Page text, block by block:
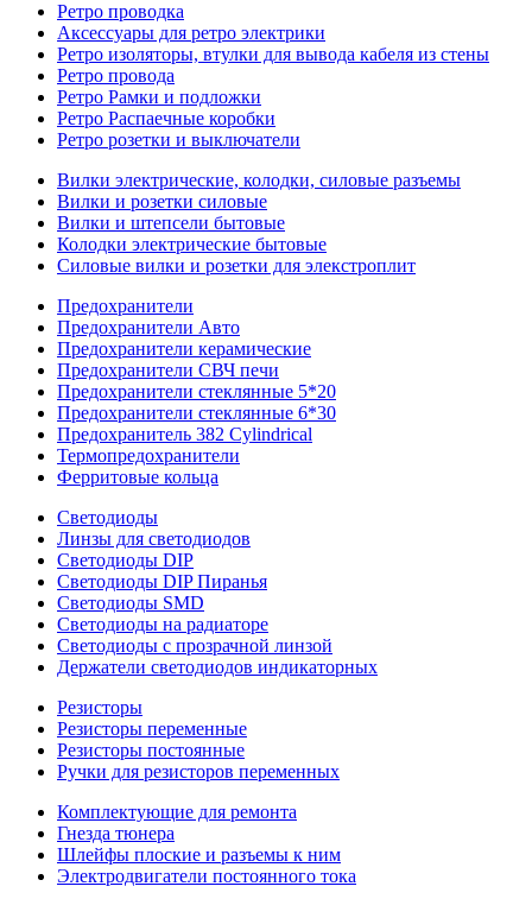
Ретро проводка
Аксессуары для ретро электрики
Ретро изоляторы, втулки для вывода кабеля из стены
Ретро провода
Ретро Рамки и подложки
Ретро Распаечные коробки
Ретро розетки и выключатели
Вилки электрические, колодки, силовые разъемы
Вилки и розетки силовые
Вилки и штепсели бытовые
Колодки электрические бытовые
Силовые вилки и розетки для элекстроплит
Предохранители
Предохранители Авто
Предохранители керамические
Предохранители СВЧ печи
Предохранители стеклянные 5*20
Предохранители стеклянные 6*30
Предохранитель 382 Cylindrical
Термопредохранители
Ферритовые кольца
Светодиоды
Линзы для светодиодов
Светодиоды DIP
Светодиоды DIP Пиранья
Светодиоды SMD
Светодиоды на радиаторе
Светодиоды с прозрачной линзой
Держатели светодиодов индикаторных
Резисторы
Резисторы переменные
Резисторы постоянные
Ручки для резисторов переменных
Комплектующие для ремонта
Гнезда тюнера
Шлейфы плоские и разъемы к ним
Электродвигатели постоянного тока